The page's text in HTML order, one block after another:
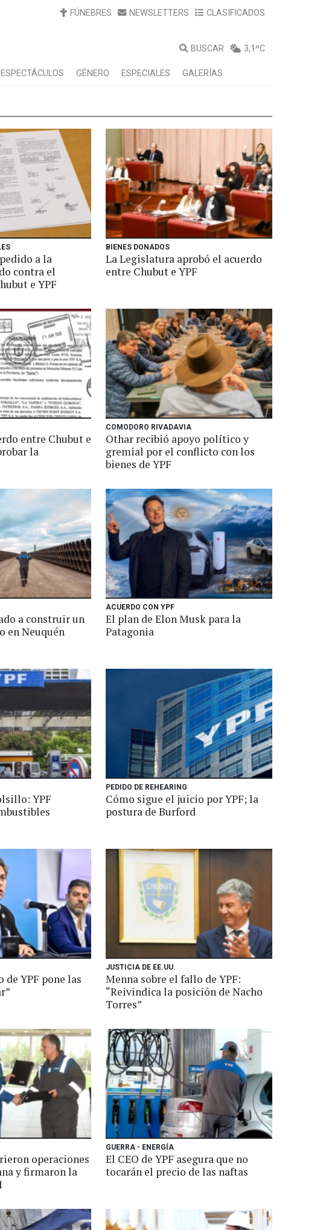
FÚNEBRES NEWSLETTERS CLASIFICADOS
BUSCAR 3,1ºC
ESPECTÁCULOS GÉNERO ESPECIALES GALERÍAS
a la
contra el
e YPF
BIENES DONADOS
La Legislatura aprobó el acuerdo
entre Chubut e YPF
entre Chubut e
la
COMODORO RIVADAVIA
Othar recibió apoyo político y
gremial por el conflicto con los
bienes de YPF
a construir un
en Neuquén
ACUERDO CON YPF
El plan de Elon Musk para la
Patagonia
YPF
PEDIDO DE REHEARING
Cómo sigue el juicio por YPF; la
postura de Burford
YPF pone las
JUSTICIA DE EE.UU.
Menna sobre el fallo de YPF:
“Reivindica la posición de Nacho
Torres”
operaciones
y firmaron la
GUERRA - ENERGÍA
El CEO de YPF asegura que no
tocarán el precio de las naftas